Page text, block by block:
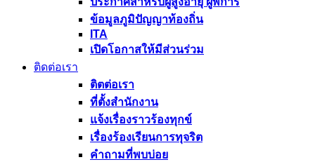
ข้อมูลภูมิปัญญาท้องถิ่น
ITA
เปิดโอกาสให้มีส่วนร่วม
ติดต่อเรา
ติตต่อเรา
ที่ตั้งสำนักงาน
แจ้งเรื่องราวร้องทุกข์
เรื่องร้องเรียนการทุจริต
คำถามที่พบบ่อย